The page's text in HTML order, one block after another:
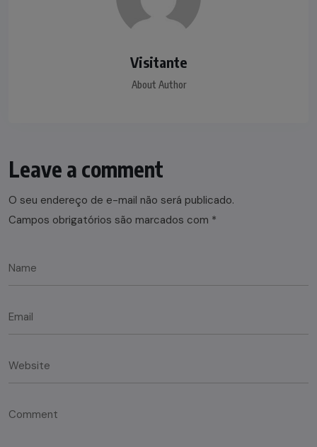
Visitante
About Author
Leave a comment
O seu endereço de e-mail não será publicado.
Campos obrigatórios são marcados com *